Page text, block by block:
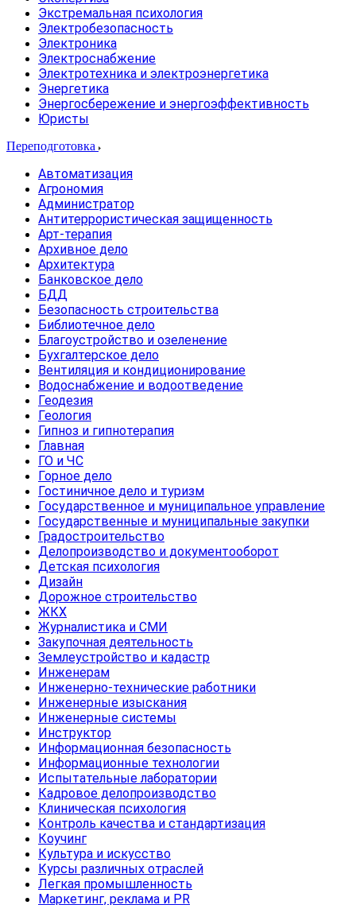
Экстремальная психология
Электробезопасность
Электроника
Электроснабжение
Электротехника и электроэнергетика
Энергетика
Энергосбережение и энергоэффективность
Юристы
Переподготовка
Автоматизация
Агрономия
Администратор
Антитеррористическая защищенность
Арт-терапия
Архивное дело
Архитектура
Банковское дело
БДД
Безопасность строительства
Библиотечное дело
Благоустройство и озеленение
Бухгалтерское дело
Вентиляция и кондиционирование
Водоснабжение и водоотведение
Геодезия
Геология
Гипноз и гипнотерапия
Главная
ГО и ЧС
Горное дело
Гостиничное дело и туризм
Государственное и муниципальное управление
Государственные и муниципальные закупки
Градостроительство
Делопроизводство и документооборот
Детская психология
Дизайн
Дорожное строительство
ЖКХ
Журналистика и СМИ
Закупочная деятельность
Землеустройство и кадастр
Инженерам
Инженерно-технические работники
Инженерные изыскания
Инженерные системы
Инструктор
Информационная безопасность
Информационные технологии
Испытательные лаборатории
Кадровое делопроизводство
Клиническая психология
Контроль качества и стандартизация
Коучинг
Культура и искусство
Курсы различных отраслей
Легкая промышленность
Маркетинг, реклама и PR